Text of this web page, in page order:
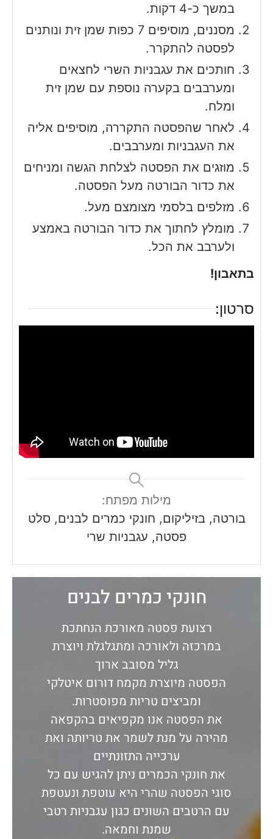
במשך כ-4 דקות.
מסננים, מוסיפים 7 כפות שמן זית ונותנים
לפסטה להתקרר.
חותכים את עגבניות השרי לחצאים
ומערבבים בקערה נוספת עם שמן זית
ומלח.
לאחר שהפסטה התקררה, מוסיפים אליה
את העגבניות ומערבבים.
מוזגים את הפסטה לצלחת הגשה ומניחים
את כדור הבורטה מעל הפסטה.
מזלפים בלסמי מצומצם מעל.
מומלץ לחתוך את כדור הבורטה באמצע
ולערבב את הכל.
בתאבון!
סרטון:
מילות מפתח:
בורטה, בזיליקום, חונקי כמרים לבנים, סלט
פסטה, עגבניות שרי
חונקי כמרים לבנים
רצועת פסטה מאורכת הנחתכת
במרכזה ולאורכה ומתגלגלת ויוצרת
גליל מסובב ארוך
הפסטה מיוצרת מקמח דורום איטלקי
ומביצים טריות מפוסטרות.
את הפסטה אנו מקפיאים בהקפאה
מהירה על מנת לשמר את טריותה ואת
ערכייה התזונתיים
את חונקי הכמרים ניתן להגיש עם כל
סוגי הפסטה שהרי היא עוטפת ונעטפת
עם הרטבים השונים כגון עגבניות רטבי
שמנת וחמאה.